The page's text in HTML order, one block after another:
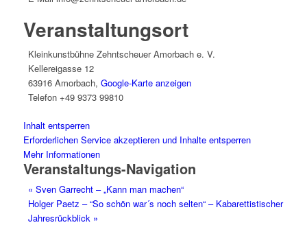
Veranstaltungsort
Kleinkunstbühne Zehntscheuer Amorbach e. V.
Kellereigasse 12
63916 Amorbach, Google-Karte anzeigen
Telefon +49 9373 99810
Inhalt entsperren
Erforderlichen Service akzeptieren und Inhalte entsperren
Mehr Informationen
Veranstaltungs-Navigation
« Sven Garrecht – „Kann man machen“
Holger Paetz – “So schön war´s noch selten“ – Kabarettistischer
Jahresrückblick »